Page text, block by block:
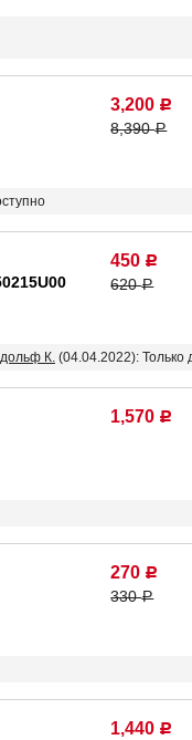
3,200 Р
8,390Р
450 Р
620Р
К. (04.04.2022):
1,570 Р
270 Р
330Р
1,440 Р